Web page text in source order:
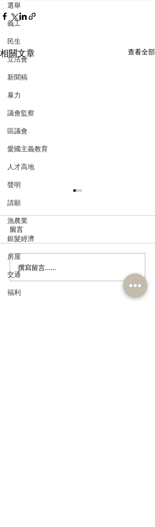
選舉
義工
民生
立法會
新聞稿
暴力
議會監察
區議會
愛國主義教育
人才高地
聲明
請願
漁農業
銀髮經濟
房屋
交通
福利
相關文章 查看全部
港區全國人大代表團考察
安徽涇縣，調研紅色文化
留言
撰寫留言......